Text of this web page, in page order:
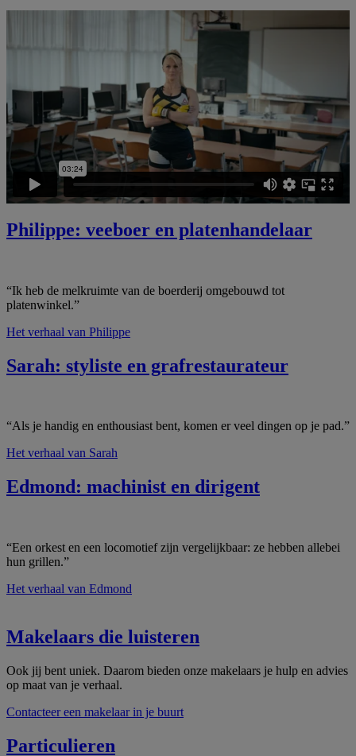
Philippe: veeboer en platenhandelaar
“Ik heb de melkruimte van de boerderij omgebouwd tot
platenwinkel.”
Het verhaal van Philippe
Sarah: styliste en grafrestaurateur
“Als je handig en enthousiast bent, komen er veel dingen op je pad.”
Het verhaal van Sarah
Edmond: machinist en dirigent
“Een orkest en een locomotief zijn vergelijkbaar: ze hebben allebei
hun grillen.”
Het verhaal van Edmond
Makelaars die luisteren
Ook jij bent uniek. Daarom bieden onze makelaars je hulp en advies
op maat van je verhaal.
Contacteer een makelaar in je buurt
Particulieren